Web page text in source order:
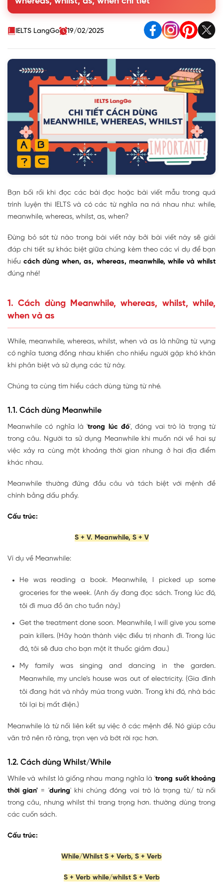
1.4. Cách dùng When
2. Phân biệt Meanwhile, whereas, whilst/while
3. Các từ đồng nghĩa với Meanwhile, whereas, whilst
4. Bài tập luyện tập
IELTS LangGo 19/02/2025
Bạn bối rối khi đọc các bài đọc hoặc bài viết mẫu trong quá
trình luyện thi IELTS và có các từ nghĩa na ná nhau như: while,
meanwhile, whereas, whilst, as, when?
Đừng bỏ sót từ nào trong bài viết này bởi bài viết này sẽ giải
đáp chi tiết sự khác biệt giữa chúng kèm theo các ví dụ để bạn
hiểucách dùng when, as, whereas, meanwhile, while và whilst
đúng nhé!
1. Cách dùng Meanwhile, whereas, whilst, while,
when và as
While, meanwhile, whereas, whilst, when và as là những từ vựng
có nghĩa tương đồng nhau khiến cho nhiều người gặp khó khăn
khi phân biệt và sử dụng các từ này.
Chúng ta cùng tìm hiểu cách dùng từng từ nhé.
1.1. Cách dùng Meanwhile
Meanwhile có nghĩa là 'trong lúc đó', đóng vai trò là trạng từ
trong câu. Người ta sử dụng Meanwhile khi muốn nói về hai sự
việc xảy ra cùng một khoảng thời gian nhưng ở hai địa điểm
khác nhau.
Meanwhile thường đứng đầu câu và tách biệt với mệnh đề
chính bằng dấu phẩy.
Cấu trúc:
S + V. Meanwhile, S + V
Ví dụ về Meanwhile:
He was reading a book. Meanwhile, I picked up some
groceries for the week. (Anh ấy đang đọc sách. Trong lúc đó,
tôi đi mua đồ ăn cho tuần này.)
Get the treatment done soon. Meanwhile, I will give you some
pain killers. (Hãy hoàn thành việc điều trị nhanh đi. Trong lúc
đó, tôi sẽ đưa cho bạn một ít thuốc giảm đau.)
My family was singing and dancing in the garden.
Meanwhile, my uncle’s house was out of electricity. (Gia đình
tôi đang hát và nhảy múa trong vườn. Trong khi đó, nhà bác
tôi lại bị mất điện.)
Meanwhile là từ nối liên kết sự việc ở các mệnh đề. Nó giúp câu
văn trở nên rõ ràng, trọn vẹn và bớt rời rạc hơn.
1.2. Cách dùng Whilst/While
While và whilst là giống nhau mang nghĩa là 'trong suốt khoảng
thời gian' = 'during' khi chúng đóng vai trò là trạng từ/ từ nối
trong câu, nhưng whilst thì trang trọng hơn. thường dùng trong
các cuốn sách.
Cấu trúc:
While/Whilst S + Verb, S + Verb
S + Verb while/whilst S + Verb